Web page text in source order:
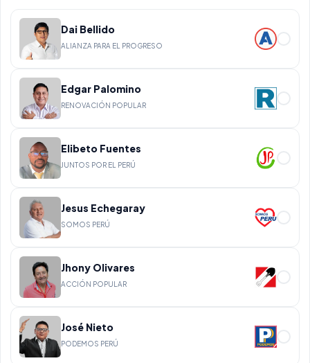
Dai Bellido
ALIANZA PARA EL PROGRESO
Edgar Palomino
RENOVACIÓN POPULAR
Elibeto Fuentes
JUNTOS POR EL PERÚ
Jesus Echegaray
SOMOS PERÚ
Jhony Olivares
ACCIÓN POPULAR
José Nieto
PODEMOS PERÚ